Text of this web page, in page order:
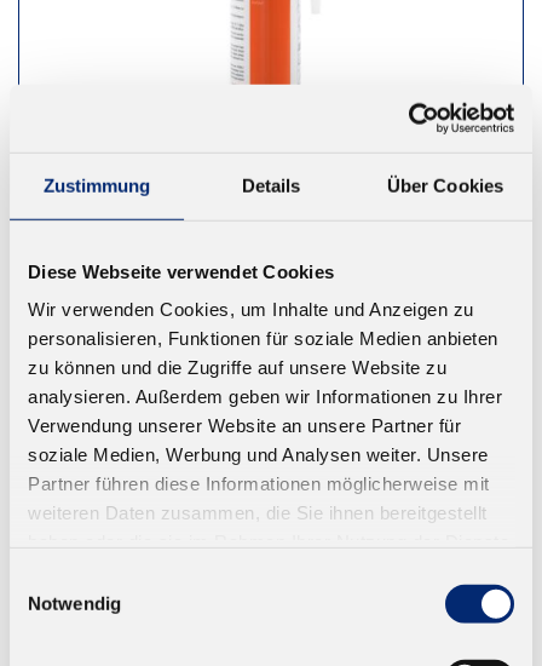
Zustimmung Details Über Cookies
Diese Webseite verwendet Cookies
Wir verwenden Cookies, um Inhalte und Anzeigen zu
personalisieren, Funktionen für soziale Medien anbieten
zu können und die Zugriffe auf unsere Website zu
analysieren. Außerdem geben wir Informationen zu Ihrer
Verwendung unserer Website an unsere Partner für
soziale Medien, Werbung und Analysen weiter. Unsere
Partner führen diese Informationen möglicherweise mit
weiteren Daten zusammen, die Sie ihnen bereitgestellt
Notwendig
(Watt 91). Farbe: beige. Offene Zeit: ca. 5 Minuten
Ab 14,26 € zzgl. MwSt.
ZUM WARENKORB